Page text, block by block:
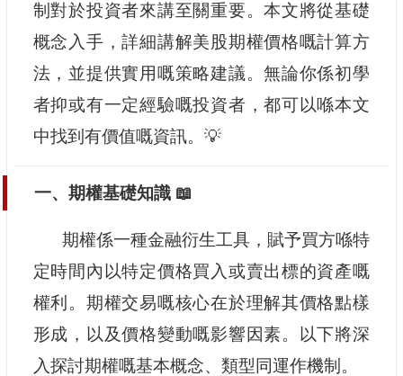
制對於投資者來講至關重要。本文將從基礎
概念入手，詳細講解美股期權價格嘅計算方
法，並提供實用嘅策略建議。無論你係初學
者抑或有一定經驗嘅投資者，都可以喺本文
中找到有價值嘅資訊。💡
一、期權基礎知識 📖
期權係一種金融衍生工具，賦予買方喺特
定時間內以特定價格買入或賣出標的資產嘅
權利。期權交易嘅核心在於理解其價格點樣
形成，以及價格變動嘅影響因素。以下將深
入探討期權嘅基本概念、類型同運作機制。